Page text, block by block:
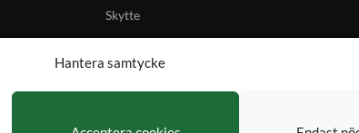
Hantera samtycke
Skytte